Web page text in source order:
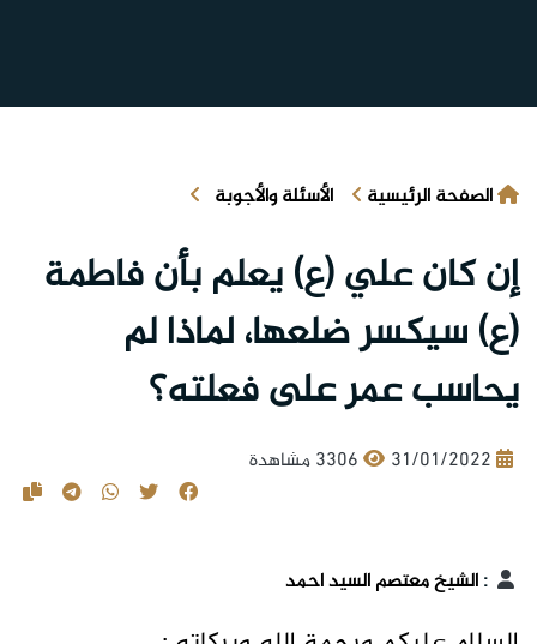
الصفحة الرئيسية الأسئلة والأجوبة
إن كان علي (ع) يعلم بأن فاطمة
(ع) سيكسر ضلعها، لماذا لم
يحاسب عمر على فعلته؟
31/01/2022 3306 مشاهدة
:الشيخ معتصم السيد احمد